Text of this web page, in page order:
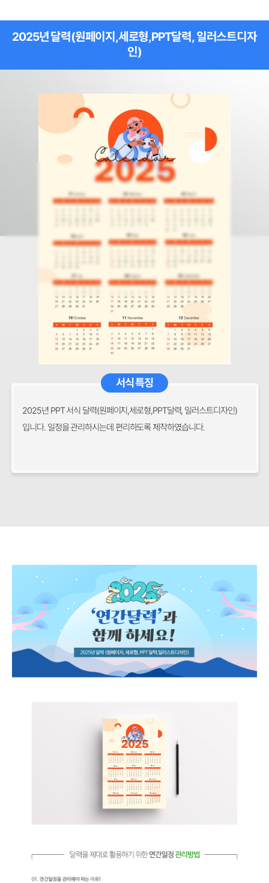
2025년 달력(원페이지,세로형,PPT달력, 일러스트디자
인)
서식 특징
2025년 PPT 서식 달력(원페이지,세로형,PPT달력, 일러스트디자인)
입니다. 일정을 관리하시는데 편리하도록 제작하였습니다.